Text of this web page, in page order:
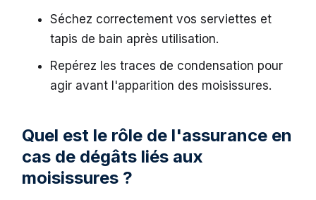
Séchez correctement vos serviettes et
tapis de bain après utilisation.
Repérez les traces de condensation pour
agir avant l'apparition des moisissures.
Quel est le rôle de l'assurance en
cas de dégâts liés aux
moisissures ?